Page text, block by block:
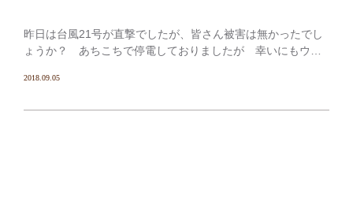
昨日は台風21号が直撃でしたが、皆さん被害は無かったでし
ょうか？ あちこちで停電しておりましたが 幸いにもウチ
ことが出来ました。予約のキャンセルは思ったより少なかっ
2018.09.05